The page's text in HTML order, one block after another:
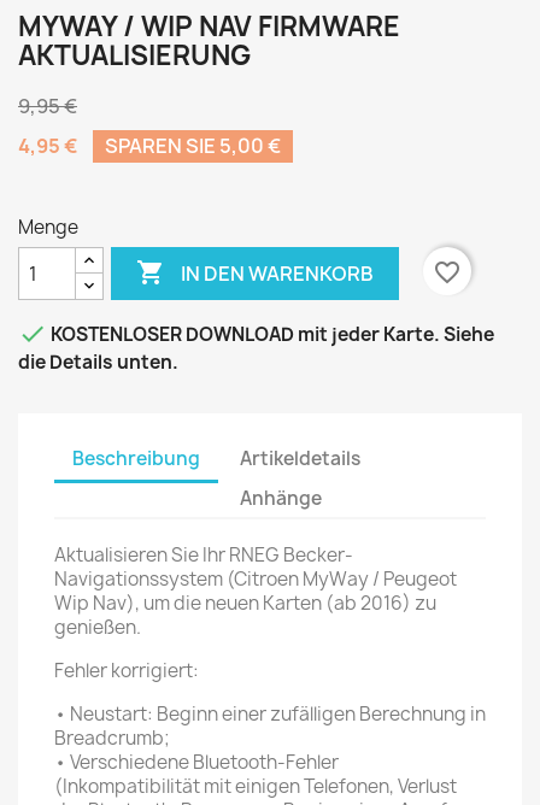
MYWAY / WIP NAV FIRMWARE
AKTUALISIERUNG
9,95 €
4,95 €
SPAREN SIE 5,00 €
Menge
 IN DEN WARENKORB favorite_border
 KOSTENLOSER DOWNLOAD mit jeder Karte. Siehe
die Details unten.
Beschreibung
Artikeldetails
Anhänge
Aktualisieren Sie Ihr RNEG Becker-
Navigationssystem (Citroen MyWay / Peugeot
Wip Nav), um die neuen Karten (ab 2016) zu
genießen.
Fehler korrigiert:
• Neustart: Beginn einer zufälligen Berechnung in
Breadcrumb;
• Verschiedene Bluetooth-Fehler
(Inkompatibilität mit einigen Telefonen, Verlust